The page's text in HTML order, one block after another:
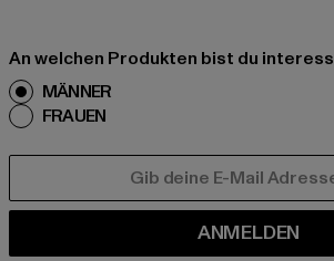
An welchen Produkten bist du
MÄNNER
FRAUEN
ANMELDEN